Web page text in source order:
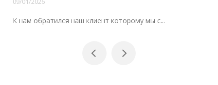
К нам обратился наш клиент которому мы с...